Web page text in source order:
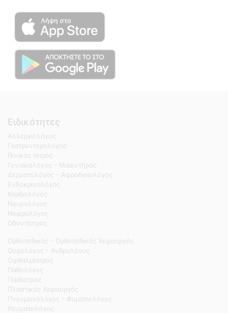
Ειδικότητες
Αλλεργιολόγος
Γαστρεντερολόγος
Γενικός Ιατρός
Γυναικολόγος - Μαιευτήρας
Δερματολόγος - Αφροδισιολόγος
Ενδοκρινολόγος
Καρδιολόγος
Νευρολόγος
Νεφρολόγος
Οδοντίατρος
Ορθοπεδικός - Ορθοπεδικός Χειρουργός
Ουρολόγος - Ανδρολόγος
Οφθαλμίατρος
Παθολόγος
Παιδίατρος
Πλαστικός Χειρουργός
Πνευμονολόγος - Φυματιολόγος
Ρευματολόγος